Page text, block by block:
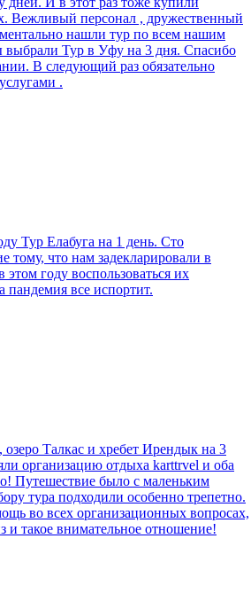
Вежливый персонал , дружественный
нашли тур по всем нашим
выбрали Тур в Уфу на 3 дня. Спасибо
В следующий раз обязательно
.
Тур Елабуга на 1 день. Сто
тому, что нам задекларировали в
году воспользоваться их
пандемия все испортит.
Талкас и хребет Ирендык на 3
организацию отдыха karttrvel и оба
Путешествие было с маленьким
тура подходили особенно трепетно.
во всех организационных вопросах,
и такое внимательное отношение!